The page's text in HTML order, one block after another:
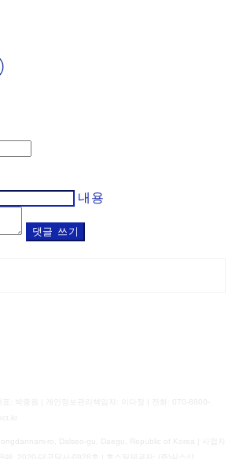
내용
댓글 쓰기
표: 박종원 | 개인정보관리책임자: 이다정 | 전화: 070-8800-
ro, Dalseo-gu, Daegu, Republic of Korea | 사업자
2020-대구달서-0928호 | 호스팅제공자: (주)식스샵